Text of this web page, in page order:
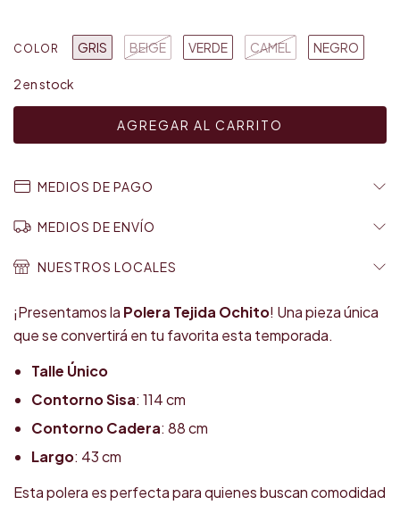
COLOR GRIS BEIGE VERDE CAMEL NEGRO
2en stock
MEDIOS DE PAGO
MEDIOS DE ENVÍO
NUESTROS LOCALES
¡Presentamos la Polera Tejida Ochito! Una pieza única
que se convertirá en tu favorita esta temporada.
Talle Único
Contorno Sisa: 114 cm
Contorno Cadera: 88 cm
Largo: 43 cm
Esta polera es perfecta para quienes buscan comodidad